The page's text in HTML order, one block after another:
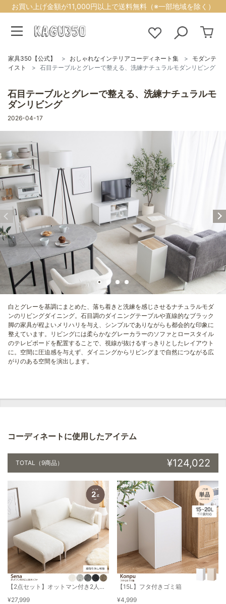
お買い上げ金額が11,000円以上で送料無料（※一部地域を除く）
家具350【公式】 おしゃれなインテリアコーディネート集
モダンテ
イスト
石目テーブルとグレーで整える、洗練ナチュラルモダンリビング
石目テーブルとグレーで整える、洗練ナチュラルモ
ダンリビング
2026-04-17
白とグレーを基調にまとめた、落ち着きと洗練を感じさせるナチュラルモダ
ンのリビングダイニング。石目調のダイニングテーブルや直線的なブラック
脚の家具が程よいメリハリを与え、シンプルでありながらも都会的な印象に
整えています。リビングには柔らかなグレーカラーのソファとロースタイル
のテレビボードを配置することで、視線が抜けるすっきりとしたレイアウト
に。空間に圧迫感を与えず、ダイニングからリビングまで自然につながる広
がりのある空間を演出します。
コーディネートに使用したアイテム
TOTAL （9商品） ¥124,022
【2点セット】オットマン付き2人掛けソファ
¥27,999
【15L】フタ付きゴミ箱
¥4,999